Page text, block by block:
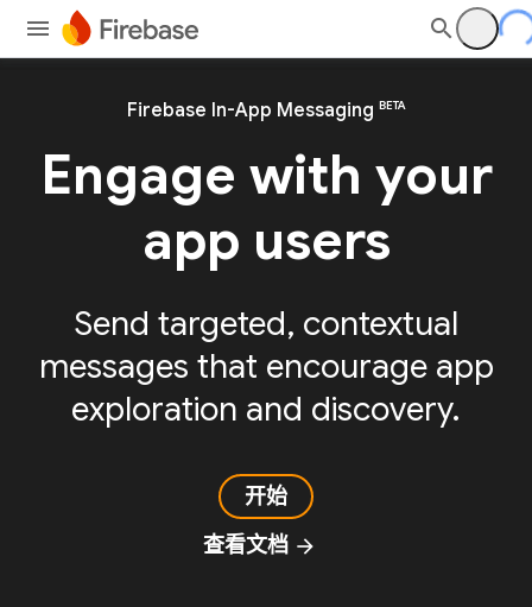
Firebase In-App Messaging BETA
Engage with your
app users
Send targeted, contextual
messages that encourage app
exploration and discovery.
开始
查看文档 arrow_forward